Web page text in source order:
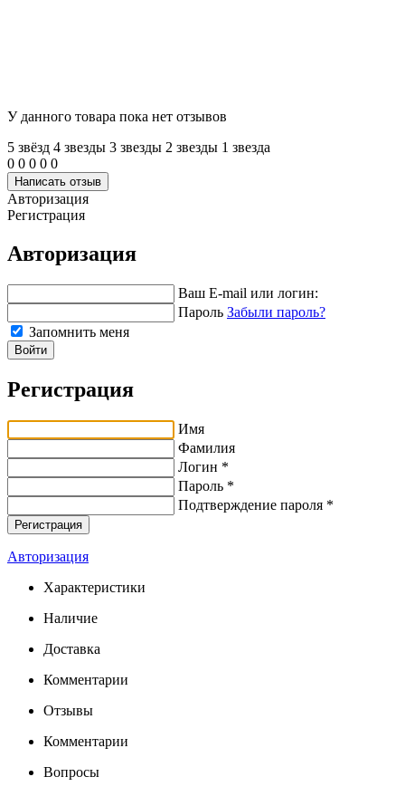
У данного товара пока нет отзывов
5 звёзд 4 звeзды 3 звeзды 2 звeзды 1 звeзда
0 0 0 0 0
Написать отзыв
Авторизация
Регистрация
Авторизация
Ваш E-mail или логин:
Пароль Забыли пароль?
Запомнить меня
Войти
Регистрация
Имя
Фамилия
Логин *
Пароль *
Подтверждение пароля *
Авторизация
Характеристики
Наличие
Доставка
Комментарии
Отзывы
Комментарии
Вопросы